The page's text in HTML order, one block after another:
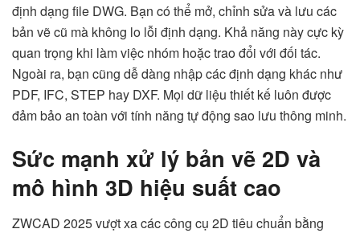
định dạng file DWG. Bạn có thể mở, chỉnh sửa và lưu các
bản vẽ cũ mà không lo lỗi định dạng. Khả năng này cực kỳ
quan trọng khi làm việc nhóm hoặc trao đổi với đối tác.
Ngoài ra, bạn cũng dễ dàng nhập các định dạng khác như
PDF, IFC, STEP hay DXF. Mọi dữ liệu thiết kế luôn được
đảm bảo an toàn với tính năng tự động sao lưu thông minh.
Sức mạnh xử lý bản vẽ 2D và
mô hình 3D hiệu suất cao
ZWCAD 2025 vượt xa các công cụ 2D tiêu chuẩn bằng